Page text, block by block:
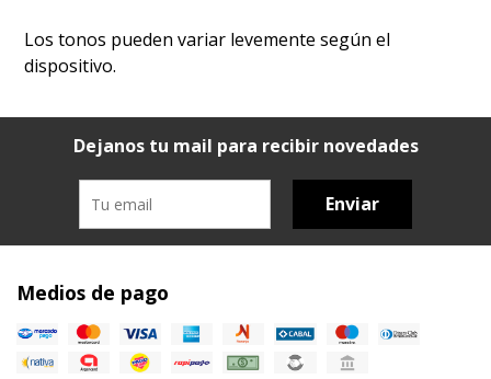
Los tonos pueden variar levemente según el
dispositivo.
Dejanos tu mail para recibir novedades
Enviar
Medios de pago